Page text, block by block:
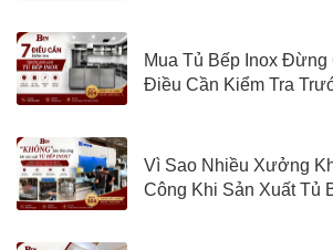
Mua Tủ Bếp Inox Đừng
Điều Cần Kiểm Tra
Vì Sao Nhiều Xưởng
Công Khi Sản Xuất Tủ